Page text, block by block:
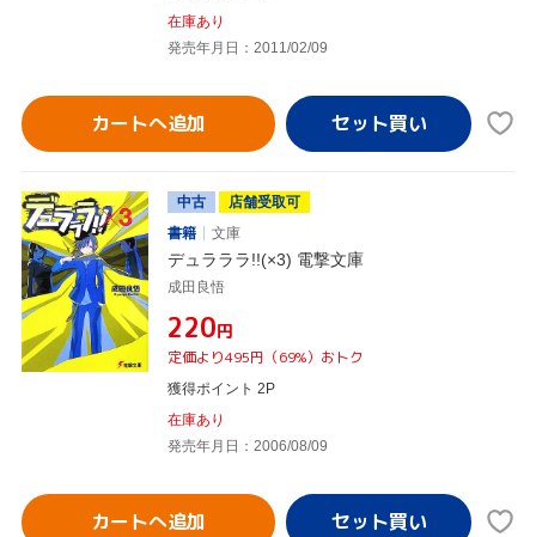
在庫あり
発売年月日：2011/02/09
カートへ追加
中古
店舗受取可
書籍
文庫
デュラララ!!(×3) 電撃文庫
成田良悟
¥220円
定価より495円（69%）おトク
獲得ポイント 2P
在庫あり
発売年月日：2006/08/09
カートへ追加